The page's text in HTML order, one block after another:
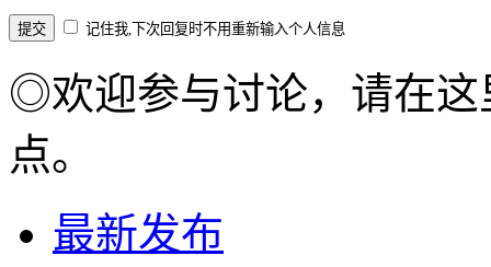
记住我,下次回复时不用重新输入个人信息
◎欢迎参与讨论，请在这
点。
最新发布